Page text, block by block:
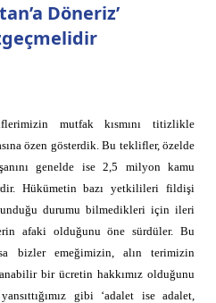
Döneriz’
mutfak kısmını titizlikle
özen gösterdik. Bu teklifler, özelde
genelde ise 2,5 milyon kamu
Hükümetin bazı yetkilileri fildişi
durumu bilmedikleri için ileri
afaki olduğunu öne sürdüler. Bu
bizler emeğimizin, alın terimizin
bir ücretin hakkımız olduğunu
gibi ‘adalet ise adalet,